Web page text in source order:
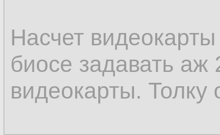
Насчет
биосе задавать аж
видеокарты. Толку